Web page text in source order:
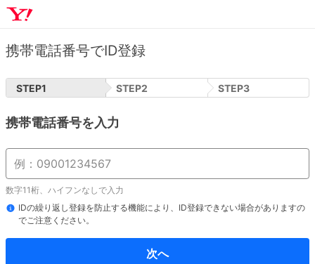
携帯電話番号でID登録
STEP1 STEP2 STEP3
携帯電話番号を入力
数字11桁、ハイフンなしで入力
IDの繰り返し登録を防止する機能により、ID登録できない場合がありますの
でご注意ください。
次へ